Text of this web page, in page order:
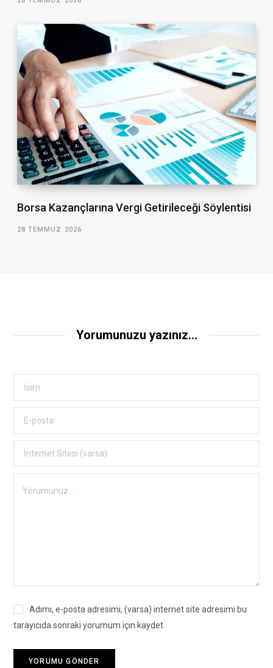
Borsa Kazançlarına Vergi Getirileceği Söylentisi
28 TEMMUZ 2026
Yorumunuzu yazınız...
Adımı, e-posta adresimi, (varsa) internet site adresimi bu
tarayıcıda sonraki yorumum için kaydet